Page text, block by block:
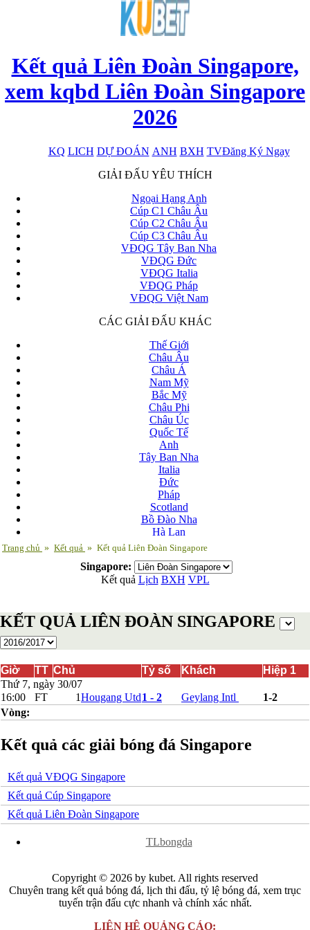
Kết quả Liên Đoàn Singapore,
xem kqbd Liên Đoàn Singapore
2026
KQ LICH DỰ ĐOÁN ANH BXH TVĐăng Ký Ngay
x
GIẢI ĐẤU YÊU THÍCH
Ngoại Hạng Anh
Cúp C1 Châu Âu
Cúp C2 Châu Âu
Cúp C3 Châu Âu
VĐQG Tây Ban Nha
VĐQG Đức
VĐQG Italia
VĐQG Pháp
VĐQG Việt Nam
CÁC GIẢI ĐẤU KHÁC
Thế Giới
Châu Âu
Châu Á
Nam Mỹ
Bắc Mỹ
Châu Phi
Châu Úc
Quốc Tế
Anh
Tây Ban Nha
Italia
Đức
Pháp
Scotland
Bồ Đào Nha
Hà Lan
Nga
Albania
Andorra
Armenia
Belarus
Bắc Macedonia
Bỉ
Croatia
Estonia
Georgia
Hungary
Hy Lạp
Kazakhstan
Liechtenstein
Malta
Moldova
Montenegro
Na Uy
Trang chủ » Kết quả » Kết quả Liên Đoàn Singapore
Singapore:
Kết quả Lịch BXH VPL
KẾT QUẢ LIÊN ĐOÀN SINGAPORE
Giờ TT Chủ Tỷ số Khách
Hiệp 1
Thứ 7, ngày 30/07
16:00
FT Hougang Utd
1 1 - 2 Geylang Intl
1-2
Vòng:
Kết quả các giải bóng đá Singapore
Kết quả VĐQG Singapore
Kết quả Cúp Singapore
Kết quả Liên Đoàn Singapore
TLbongda
Copyright © 2026 by kubet. All rights reserved
Chuyên trang kết quả bóng đá, lịch thi đấu, tỷ lệ bóng đá, xem trục
tuyến trận đấu cực nhanh và chính xác nhất.
LIÊN HỆ QUẢNG CÁO: